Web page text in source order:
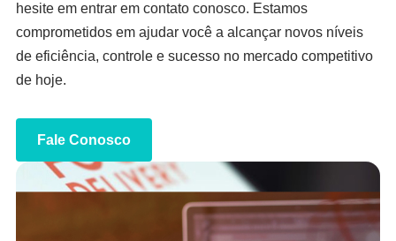
hesite em entrar em contato conosco. Estamos
comprometidos em ajudar você a alcançar novos níveis
de eficiência, controle e sucesso no mercado competitivo
de hoje.
Fale Conosco